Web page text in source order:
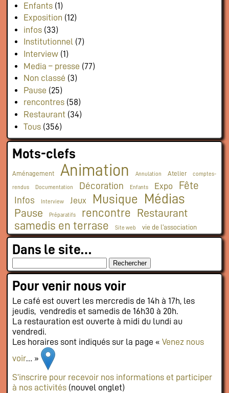
Enfants(1)
Exposition (12)
infos(33)
Institutionnel (7)
Interview(1)
Media – presse (77)
Non classé (3)
Pause (25)
rencontres(58)
Restaurant(34)
Tous(356)
Mots-clefs
Aménagement Animation Annulation Atelier comptes-
rendus Documentation Décoration Enfants Expo Fête
Infos Interview Jeux Musique Médias
Pause Préparatifs rencontre Restaurant
samedis en terrase Site web vie de l'association
Dans le site…
Pour venir nous voir
Le café est ouvert les mercredis de 14h à 17h, les
jeudis, vendredis et samedis de 16h30 à 20h.
La restauration est ouverte à midi du lundi au
vendredi.
Les horaires sont indiqués sur la page « Venez nous
voir… »
S’inscrire pour recevoir nos informations et participer
à nos activités(nouvel onglet)